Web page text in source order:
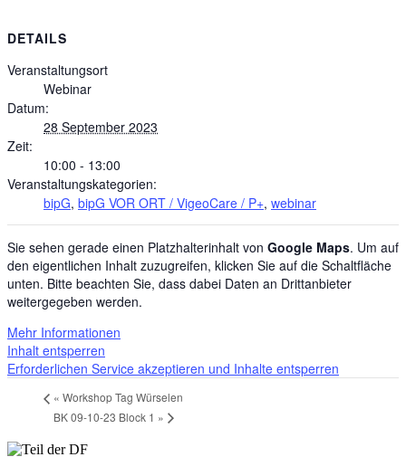
DETAILS
Veranstaltungsort
Webinar
Datum:
28 September 2023
Zeit:
10:00 - 13:00
Veranstaltungskategorien:
bipG, bipG VOR ORT / VigeoCare / P+, webinar
Sie sehen gerade einen Platzhalterinhalt von Google Maps. Um auf
den eigentlichen Inhalt zuzugreifen, klicken Sie auf die Schaltfläche
unten. Bitte beachten Sie, dass dabei Daten an Drittanbieter
weitergegeben werden.
Mehr Informationen
Inhalt entsperren
Erforderlichen Service akzeptieren und Inhalte entsperren
« Workshop Tag Würselen
BK 09-10-23 Block 1 »